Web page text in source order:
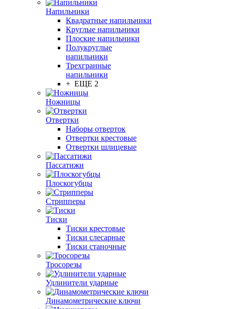
Напильники
Квадратные напильники
Круглые напильники
Плоские напильники
Полукруглые
напильники
Трехгранные
напильники
+ ЕЩЕ 2
Ножницы
Отвертки
Наборы отверток
Отвертки крестовые
Отвертки шлицевые
Пассатижи
Плоскогубцы
Стрипперы
Тиски
Тиски крестовые
Тиски слесарные
Тиски станочные
Тросорезы
Удлинители ударные
Динамометрические ключи